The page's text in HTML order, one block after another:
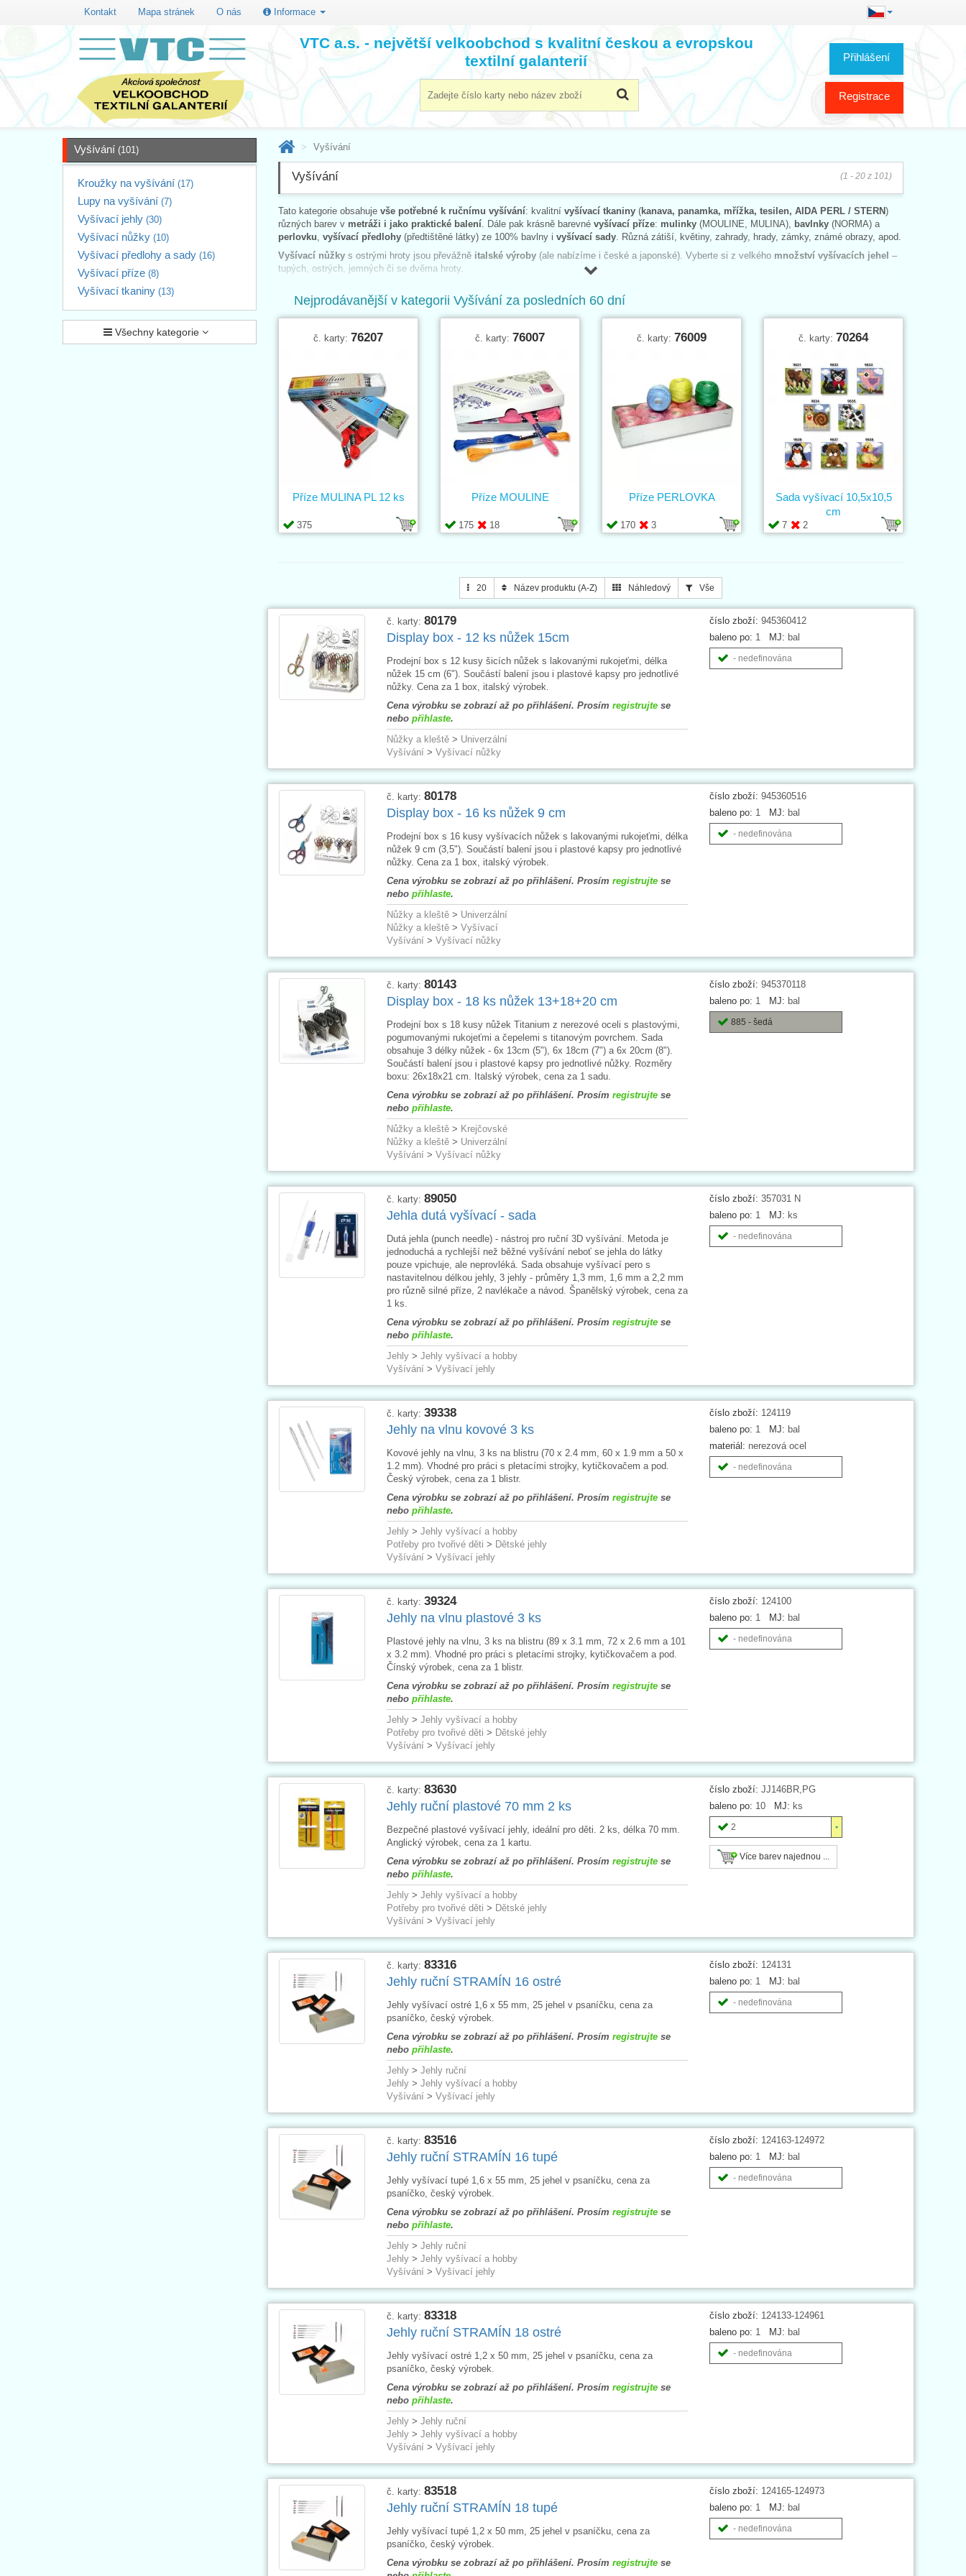
Kontakt Mapa stránek O nás Informace
Přihlášení
Registrace
VTC a.s. - největší velkoobchod s kvalitní českou a evropskou
textilní galanterií
Vyšívání (101)
Kroužky na vyšívání (17)
Lupy na vyšívání (7)
Vyšívací jehly (30)
Vyšívací nůžky (10)
Vyšívací předlohy a sady (16)
Vyšívací příze (8)
Vyšívací tkaniny (13)
Všechny kategorie
Vyšívání
Vyšívání (1 - 20 z 101)
Tato kategorie obsahuje vše potřebné k ručnímu vyšívání: kvalitní vyšívací tkaniny (kanava, panamka, mřížka, tesilen, AIDA PERL / STERN)
různých barev v metráži i jako praktické balení . Dále pak krásně barevné vyšívací příze: mulinky (MOULINE, MULINA), bavlnky (NORMA) a
perlovku vyšívací předlohy (předtištěné látky) ze 100% bavlny i vyšívací sady . Různá zátiší, květiny, zahrady, hrady, zámky, známé obrazy, apod.
Vyšívací nůžky s ostrými hroty jsou převážně italské výroby (ale nabízíme i české a japonské). Vyberte si z velkého množství vyšívacích jehel –
tupých, ostrých, jemných či se dvěma hroty.
vybrat s osvětlením nebo bez.
Nejprodávanější v kategorii Vyšívání za posledních 60 dní
č. karty: 76207
375
Příze MULINA PL 12 ks
č. karty: 76007
175 18
Příze MOULINE
č. karty: 76009
170 3
Příze PERLOVKA
č. karty: 70264
7 2
Sada vyšívací 10,5x10,5
cm
20 Název produktu (A-Z) Náhledový Vše
číslo zboží: 945360412
baleno po: 1 MJ: bal
- nedefinována
č. karty: 80179
Display box - 12 ks nůžek 15cm
Prodejní box s 12 kusy šicích nůžek s lakovanými rukojeťmi, délka
nůžek 15 cm (6"). Součástí balení jsou i plastové kapsy pro jednotlivé
nůžky. Cena za 1 box, italský výrobek.
Cena výrobku se zobrazí až po přihlášení. Prosím registrujtese
nebo přihlaste.
Nůžky a kleště> Univerzální
Vyšívání> Vyšívací nůžky
číslo zboží: 945360516
baleno po: 1 MJ: bal
- nedefinována
č. karty: 80178
Display box - 16 ks nůžek 9 cm
Prodejní box s 16 kusy vyšívacích nůžek s lakovanými rukojeťmi, délka
nůžek 9 cm (3,5"). Součástí balení jsou i plastové kapsy pro jednotlivé
nůžky. Cena za 1 box, italský výrobek.
Cena výrobku se zobrazí až po přihlášení. Prosím registrujtese
nebo přihlaste.
Nůžky a kleště> Univerzální
Nůžky a kleště> Vyšívací
Vyšívání> Vyšívací nůžky
číslo zboží: 945370118
baleno po: 1 MJ: bal
885 - šedá
č. karty: 80143
Display box - 18 ks nůžek 13+18+20 cm
Prodejní box s 18 kusy nůžek Titanium z nerezové oceli s plastovými,
pogumovanými rukojeťmi a čepelemi s titanovým povrchem. Sada
obsahuje 3 délky nůžek - 6x 13cm (5"), 6x 18cm (7") a 6x 20cm (8").
Součástí balení jsou i plastové kapsy pro jednotlivé nůžky. Rozměry
boxu: 26x18x21 cm. Italský výrobek, cena za 1 sadu.
Cena výrobku se zobrazí až po přihlášení. Prosím registrujtese
nebo přihlaste.
Nůžky a kleště> Krejčovské
Nůžky a kleště> Univerzální
Vyšívání> Vyšívací nůžky
číslo zboží: 357031 N
baleno po: 1 MJ: ks
- nedefinována
č. karty: 89050
Jehla dutá vyšívací - sada
Dutá jehla (punch needle) - nástroj pro ruční 3D vyšívání. Metoda je
jednoduchá a rychlejší než běžné vyšívání neboť se jehla do látky
pouze vpichuje, ale neprovléká. Sada obsahuje vyšívací pero s
nastavitelnou délkou jehly, 3 jehly - průměry 1,3 mm, 1,6 mm a 2,2 mm
pro různě silné příze, 2 navlékače a návod. Španělský výrobek, cena za
1 ks.
Cena výrobku se zobrazí až po přihlášení. Prosím registrujtese
nebo přihlaste.
Jehly> Jehly vyšívací a hobby
Vyšívání> Vyšívací jehly
číslo zboží: 124119
baleno po: 1 MJ: bal
materiál: nerezová ocel
- nedefinována
č. karty: 39338
Jehly na vlnu kovové 3 ks
Kovové jehly na vlnu, 3 ks na blistru (70 x 2.4 mm, 60 x 1.9 mm a 50 x
1.2 mm). Vhodné pro práci s pletacími strojky, kytičkovačem a pod.
Český výrobek, cena za 1 blistr.
Cena výrobku se zobrazí až po přihlášení. Prosím registrujtese
nebo přihlaste.
Jehly> Jehly vyšívací a hobby
Potřeby pro tvořivé děti > Dětské jehly
Vyšívání> Vyšívací jehly
číslo zboží: 124100
baleno po: 1 MJ: bal
- nedefinována
č. karty: 39324
Jehly na vlnu plastové 3 ks
Plastové jehly na vlnu, 3 ks na blistru (89 x 3.1 mm, 72 x 2.6 mm a 101
x 3.2 mm). Vhodné pro práci s pletacími strojky, kytičkovačem a pod.
Čínský výrobek, cena za 1 blistr.
Cena výrobku se zobrazí až po přihlášení. Prosím registrujtese
nebo přihlaste.
Jehly> Jehly vyšívací a hobby
Potřeby pro tvořivé děti > Dětské jehly
Vyšívání> Vyšívací jehly
číslo zboží: JJ146BR,PG
baleno po: 10 MJ: ks
2
Více barev najednou ...
č. karty: 83630
Jehly ruční plastové 70 mm 2 ks
Bezpečné plastové vyšívací jehly, ideální pro děti. 2 ks, délka 70 mm.
Anglický výrobek, cena za 1 kartu.
Cena výrobku se zobrazí až po přihlášení. Prosím registrujtese
nebo přihlaste.
Jehly> Jehly vyšívací a hobby
Potřeby pro tvořivé děti > Dětské jehly
Vyšívání> Vyšívací jehly
číslo zboží: 124131
baleno po: 1 MJ: bal
- nedefinována
č. karty: 83316
Jehly ruční STRAMÍN 16 ostré
Jehly vyšívací ostré 1,6 x 55 mm, 25 jehel v psaníčku, cena za
psaníčko, český výrobek.
Cena výrobku se zobrazí až po přihlášení. Prosím registrujtese
nebo přihlaste.
Jehly> Jehly ruční
Jehly> Jehly vyšívací a hobby
Vyšívání> Vyšívací jehly
číslo zboží: 124163-124972
baleno po: 1 MJ: bal
- nedefinována
č. karty: 83516
Jehly ruční STRAMÍN 16 tupé
Jehly vyšívací tupé 1,6 x 55 mm, 25 jehel v psaníčku, cena za
psaníčko, český výrobek.
Cena výrobku se zobrazí až po přihlášení. Prosím registrujtese
nebo přihlaste.
Jehly> Jehly ruční
Jehly> Jehly vyšívací a hobby
Vyšívání> Vyšívací jehly
číslo zboží: 124133-124961
baleno po: 1 MJ: bal
- nedefinována
č. karty: 83318
Jehly ruční STRAMÍN 18 ostré
Jehly vyšívací ostré 1,2 x 50 mm, 25 jehel v psaníčku, cena za
psaníčko, český výrobek.
Cena výrobku se zobrazí až po přihlášení. Prosím registrujtese
nebo přihlaste.
Jehly> Jehly ruční
Jehly> Jehly vyšívací a hobby
Vyšívání> Vyšívací jehly
číslo zboží: 124165-124973
baleno po: 1 MJ: bal
- nedefinována
č. karty: 83518
Jehly ruční STRAMÍN 18 tupé
Jehly vyšívací tupé 1,2 x 50 mm, 25 jehel v psaníčku, cena za
psaníčko, český výrobek.
Cena výrobku se zobrazí až po přihlášení. Prosím registrujtese